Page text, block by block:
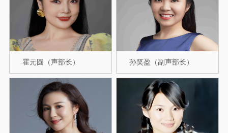
霍元圆（声部长） 孙笑盈（副声部长）